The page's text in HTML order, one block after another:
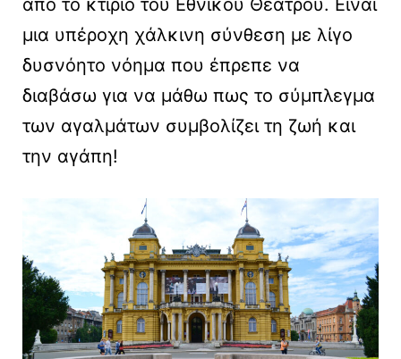
μια υπέροχη χάλκινη σύνθεση με λίγο
δυσνόητο νόημα που έπρεπε να
διαβάσω για να μάθω πως το σύμπλεγμα
των αγαλμάτων συμβολίζει τη ζωή και
την αγάπη!